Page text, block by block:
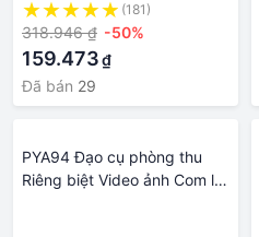
(181)
318.946 ₫ -50%
159.473₫
Đã bán 29
PYA94 Đạo cụ phòng thu
Riêng biệt Video ảnh Com lê